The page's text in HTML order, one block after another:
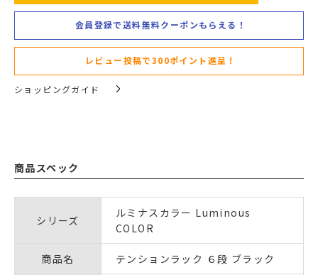
会員登録で送料無料クーポンもらえる！
レビュー投稿で300ポイント進呈！
ショッピングガイド
商品スペック
シリーズ
ルミナスカラー Luminous
COLOR
商品名 テンションラック ６段 ブラック